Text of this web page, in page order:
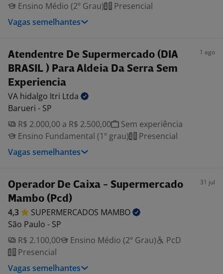
Ensino Médio (2º Grau)
Presencial
Vagas semelhantes
Atendentre De Supermercado (DIA
BRASIL ) Para Aldeia Da Serra Sem
Experiencia
1 ago
VA hidalgo Itri Ltda
Barueri - SP
R$ 2.000,00 a R$ 2.500,00
Sem experiência
Ensino Fundamental (1º grau)
Presencial
Vagas semelhantes
Operador De Caixa - Supermercado
Mambo (Pcd)
31 jul
4,3 SUPERMERCADOS MAMBO
São Paulo - SP
R$ 2.100,00
Ensino Médio (2º Grau)
PcD
Presencial
Vagas semelhantes